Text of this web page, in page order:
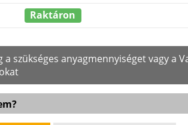
Raktáron
a szükséges anyagmennyiséget vagy a